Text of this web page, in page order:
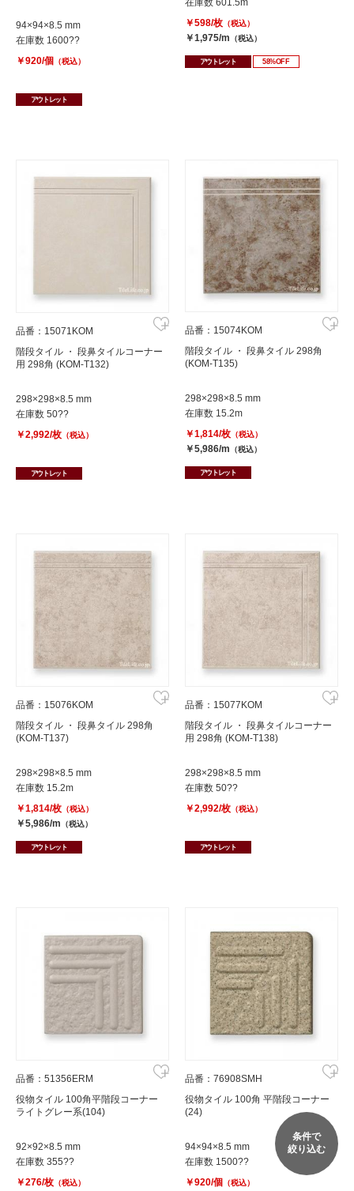
94×94×8.5 mm
在庫数 1600??
￥920/個
（税込）
アウトレット
在庫数 601.5m
￥598/枚 （税込）
￥1,975/m （税込）
アウトレット 58%OFF
品番：15071KOM
階段タイル ・ 段鼻タイルコーナー
用 298角 (KOM-T132)
298×298×8.5 mm
在庫数 50??
￥2,992/枚 （税込）
アウトレット
品番：15074KOM
階段タイル ・ 段鼻タイル 298角
(KOM-T135)
298×298×8.5 mm
在庫数 15.2m
￥1,814/枚 （税込）
￥5,986/m （税込）
アウトレット
品番：15076KOM
階段タイル ・ 段鼻タイル 298角
(KOM-T137)
298×298×8.5 mm
在庫数 15.2m
￥1,814/枚 （税込）
￥5,986/m （税込）
アウトレット
品番：15077KOM
階段タイル ・ 段鼻タイルコーナー
用 298角 (KOM-T138)
298×298×8.5 mm
在庫数 50??
￥2,992/枚 （税込）
アウトレット
品番：51356ERM
役物タイル 100角平階段コーナー
ライトグレー系(104)
92×92×8.5 mm
在庫数 355??
￥276/枚 （税込）
品番：76908SMH
役物タイル 100角 平階段コーナー
(24)
94×94×8.5 mm
在庫数 1500??
￥920/個
（税込）
条件で
絞り込む